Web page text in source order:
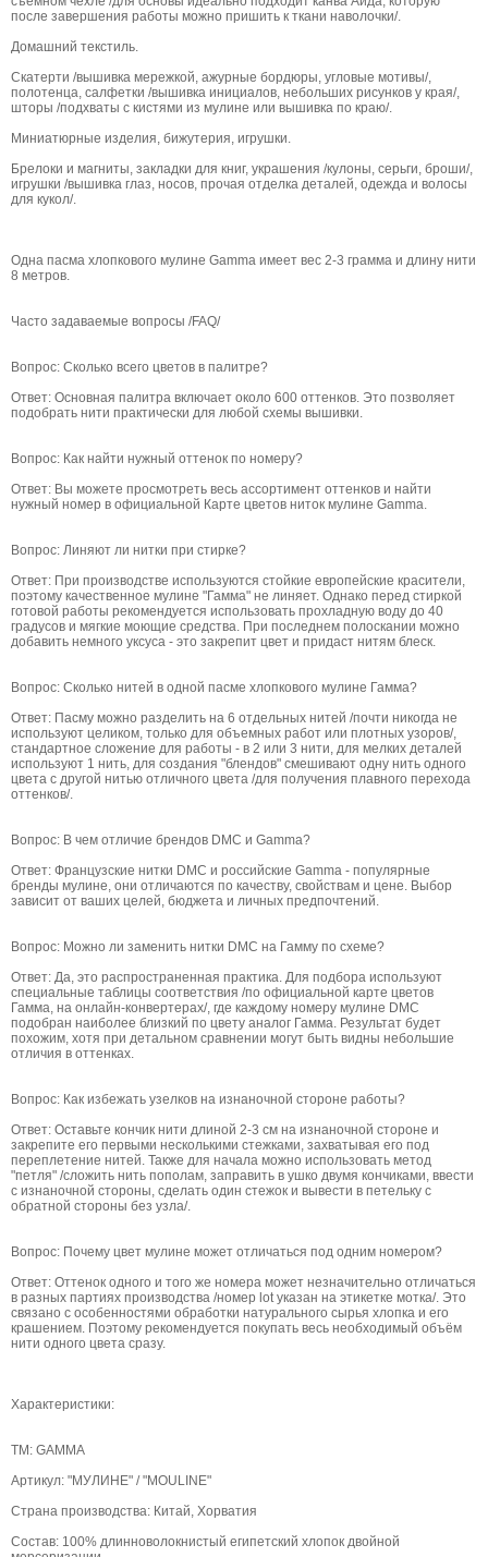
после завершения работы можно пришить к ткани наволочки/.
Домашний текстиль.
Скатерти /вышивка мережкой, ажурные бордюры, угловые мотивы/,
полотенца, салфетки /вышивка инициалов, небольших рисунков у края/,
шторы /подхваты с кистями из мулине или вышивка по краю/.
Миниатюрные изделия, бижутерия, игрушки.
Брелоки и магниты, закладки для книг, украшения /кулоны, серьги, броши/,
игрушки /вышивка глаз, носов, прочая отделка деталей, одежда и волосы
для кукол/.
Одна пасма хлопкового мулине Gamma имеет вес 2-3 грамма и длину нити
8 метров.
Часто задаваемые вопросы /FAQ/
Вопрос: Сколько всего цветов в палитре?
Ответ: Основная палитра включает около 600 оттенков. Это позволяет
подобрать нити практически для любой схемы вышивки.
Вопрос: Как найти нужный оттенок по номеру?
Ответ: Вы можете просмотреть весь ассортимент оттенков и найти
нужный номер в официальной Карте цветов ниток мулине Gamma.
Вопрос: Линяют ли нитки при стирке?
Ответ: При производстве используются стойкие европейские красители,
поэтому качественное мулине "Гамма" не линяет. Однако перед стиркой
готовой работы рекомендуется использовать прохладную воду до 40
градусов и мягкие моющие средства. При последнем полоскании можно
добавить немного уксуса - это закрепит цвет и придаст нитям блеск.
Вопрос: Сколько нитей в одной пасме хлопкового мулине Гамма?
Ответ: Пасму можно разделить на 6 отдельных нитей /почти никогда не
используют целиком, только для объемных работ или плотных узоров/,
стандартное сложение для работы - в 2 или 3 нити, для мелких деталей
используют 1 нить, для создания "блендов" смешивают одну нить одного
цвета с другой нитью отличного цвета /для получения плавного перехода
оттенков/.
Вопрос: В чем отличие брендов DMC и Gamma?
Ответ: Французские нитки DMC и российские Gamma - популярные
бренды мулине, они отличаются по качеству, свойствам и цене. Выбор
зависит от ваших целей, бюджета и личных предпочтений.
Вопрос: Можно ли заменить нитки DMC на Гамму по схеме?
Ответ: Да, это распространенная практика. Для подбора используют
специальные таблицы соответствия /по официальной карте цветов
Гамма, на онлайн-конвертерах/, где каждому номеру мулине DMC
подобран наиболее близкий по цвету аналог Гамма. Результат будет
похожим, хотя при детальном сравнении могут быть видны небольшие
отличия в оттенках.
Вопрос: Как избежать узелков на изнаночной стороне работы?
Ответ: Оставьте кончик нити длиной 2-3 см на изнаночной стороне и
закрепите его первыми несколькими стежками, захватывая его под
переплетение нитей. Также для начала можно использовать метод
"петля" /сложить нить пополам, заправить в ушко двумя кончиками, ввести
с изнаночной стороны, сделать один стежок и вывести в петельку с
обратной стороны без узла/.
Вопрос: Почему цвет мулине может отличаться под одним номером?
Ответ: Оттенок одного и того же номера может незначительно отличаться
в разных партиях производства /номер lot указан на этикетке мотка/. Это
связано с особенностями обработки натурального сырья хлопка и его
крашением. Поэтому рекомендуется покупать весь необходимый объём
нити одного цвета сразу.
Характеристики:
ТМ: GAMMA
Артикул: "МУЛИНЕ" / "MOULINE"
Страна производства: Китай, Хорватия
Состав: 100% длинноволокнистый египетский хлопок двойной